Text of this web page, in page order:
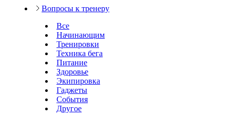
Вопросы к тренеру
Все
Начинающим
Тренировки
Техника бега
Питание
Здоровье
Экипировка
Гаджеты
События
Другое